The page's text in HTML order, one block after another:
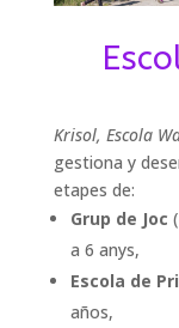
Krisol, Escola
gestiona y
etapes de:
Grup de Joc
a 6 anys,
Escola de
años,